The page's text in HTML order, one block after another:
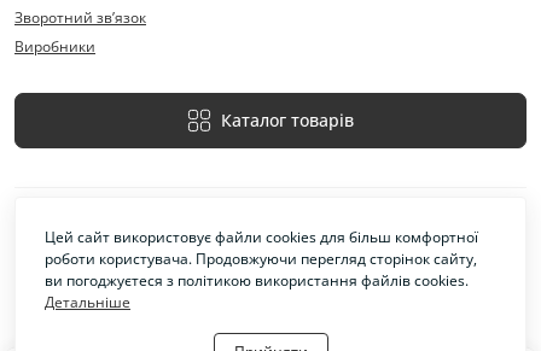
Зворотний зв’язок
Виробники
Каталог товарів
Цей сайт використовує файли cookies для більш комфортної
роботи користувача. Продовжуючи перегляд сторінок сайту,
ви погоджуєтеся з політикою використання файлів cookies.
Детальніше